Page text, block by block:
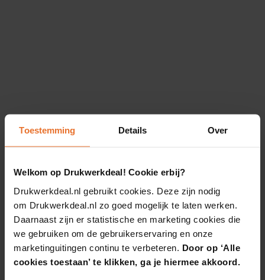
Toestemming Details Over
Welkom op Drukwerkdeal! Cookie erbij?
Drukwerkdeal.nl gebruikt cookies. Deze zijn nodig
om Drukwerkdeal.nl zo goed mogelijk te laten werken.
Daarnaast zijn er statistische en marketing cookies die
we gebruiken om de gebruikerservaring en onze
marketinguitingen continu te verbeteren. Door op ‘Alle
cookies toestaan’ te klikken, ga je hiermee akkoord.